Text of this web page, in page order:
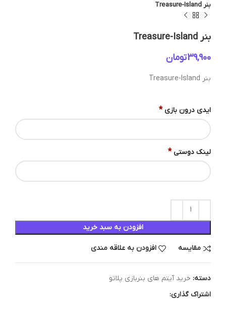
بنر Treasure-Island
بنر Treasure-Island
تومان
بنر Treasure-Island
ایدی درون بازی *
لینک دوستی *
افزودن به سبد خرید
مقایسه افزودن به علاقه مندی
دسته: خرید آیتم های بنربازی پلاتو
اشتراک گذاری: